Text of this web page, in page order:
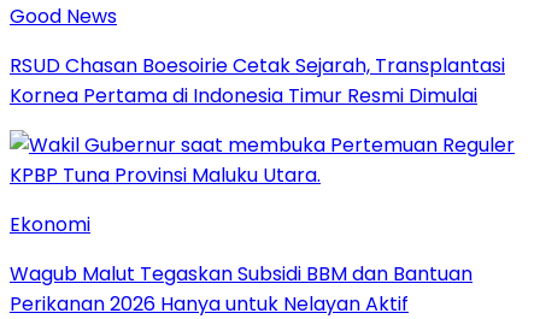
Good News
RSUD Chasan Boesoirie Cetak Sejarah, Transplantasi
Kornea Pertama di Indonesia Timur Resmi Dimulai
Ekonomi
Wagub Malut Tegaskan Subsidi BBM dan Bantuan
Perikanan 2026 Hanya untuk Nelayan Aktif